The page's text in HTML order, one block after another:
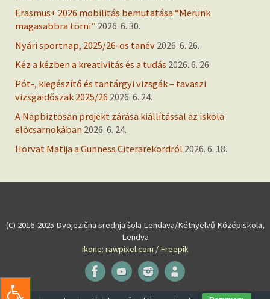
Erasmus+ 2026 mobilitás bemutatása “Merünk
magasabbra törni” 2026. 6. 30.
Nyári sportnap, 2025/26-os tanév 2026. 6. 26.
Kéz a kézben a kreativitás és a tudás 2026. 6. 26.
Pót-, kiegészítő és tantárgyi vizsgák – tavaszi
vizsgaidőszak 2025/26 2026. 6. 24.
A Napbiztosan projekt zárása kiállítással az iskola
előcsarnokában 2026. 6. 24.
Horvat Matija a Gunness Citerarekordról 2026. 6. 18.
(C) 2016-2025 Dvojezična srednja šola Lendava/Kétnyelvű Középiskola,
Lendva
Ikone: rawpixel.com / Freepik
Powered by Tempera&WordPress.